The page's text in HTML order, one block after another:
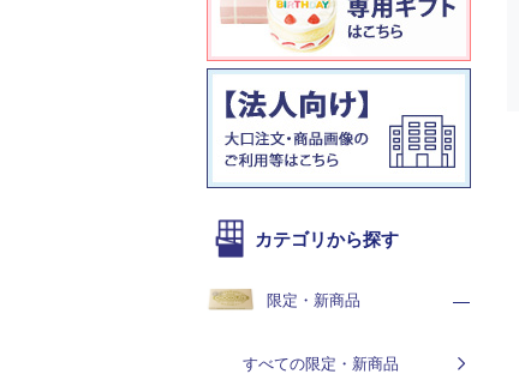
カテゴリから探す
限定・新商品
すべての限定・新商品